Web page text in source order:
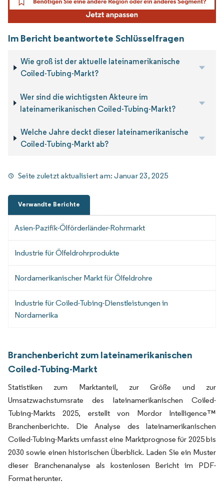
Im Bericht beantwortete Schlüsselfragen
Wie groß ist der aktuelle lateinamerikanische
Coiled-Tubing-Markt?
Wer sind die wichtigsten Akteure im
lateinamerikanischen Coiled-Tubing-Markt?
Welche Jahre deckt dieser lateinamerikanische
Coiled-Tubing-Markt ab?
Seite zuletzt aktualisiert am:Januar 23, 2025
Verwandte Berichte
Asien-Pazifik-Ölförderländer-Rohrmarkt
Industrie für Ölfeldrohrprodukte
Nordamerikanischer Markt für Ölfeldrohre
Industrie für Coiled-Tubing-Dienstleistungen in
Nordamerika
Branchenbericht zum lateinamerikanischen
Coiled-Tubing-Markt
Statistiken zum Marktanteil, zur Größe und zur
Umsatzwachstumsrate des lateinamerikanischen Coiled-
Tubing-Markts 2025, erstellt von Mordor Intelligence™
Branchenberichte. Die Analyse des lateinamerikanischen
Coiled-Tubing-Markts umfasst eine Marktprognose für 2025 bis
2030 sowie einen historischen Überblick. Laden Sie ein Muster
dieser Branchenanalyse als kostenlosen Bericht im PDF-
Format herunter.